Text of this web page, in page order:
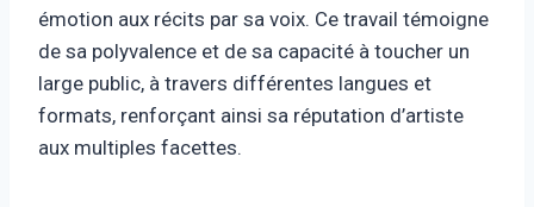
émotion aux récits par sa voix. Ce travail témoigne
de sa polyvalence et de sa capacité à toucher un
large public, à travers différentes langues et
formats, renforçant ainsi sa réputation d’artiste
aux multiples facettes.